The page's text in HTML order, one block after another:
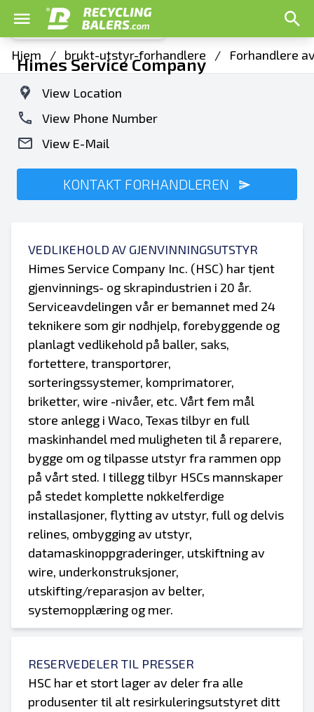
Hjem / brukt-utstyr-forhandlere / Forhandlere
Himes Service Company
View Location
View Phone Number
View E-Mail
KONTAKT FORHANDLEREN
VEDLIKEHOLD AV GJENVINNINGSUTSTYR
Himes Service Company Inc. (HSC) har tjent
gjenvinnings- og skrapindustrien i 20 år.
Serviceavdelingen vår er bemannet med 24
teknikere som gir nødhjelp, forebyggende og
planlagt vedlikehold på baller, saks,
fortettere, transportører,
sorteringssystemer, komprimatorer,
briketter, wire -nivåer, etc. Vårt fem mål
store anlegg i Waco, Texas tilbyr en full
maskinhandel med muligheten til å reparere,
bygge om og tilpasse utstyr fra rammen opp
på vårt sted. I tillegg tilbyr HSCs mannskaper
på stedet komplette nøkkelferdige
installasjoner, flytting av utstyr, full og delvis
relines, ombygging av utstyr,
datamaskinoppgraderinger, utskiftning av
wire, underkonstruksjoner,
utskifting/reparasjon av belter,
systemopplæring og mer.
RESERVEDELER TIL PRESSER
HSC har et stort lager av deler fra alle
produsenter til alt resirkuleringsutstyret ditt